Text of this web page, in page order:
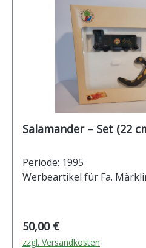
Salamander – Set
Periode: 1995
Werbeartikel für Fa.
Regulärer Preis:
50,00 €
zzgl. Versandkosten